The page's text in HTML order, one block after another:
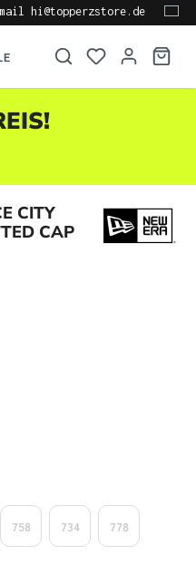
hi@topperzstore.de
CITY
CAP
758 734 778